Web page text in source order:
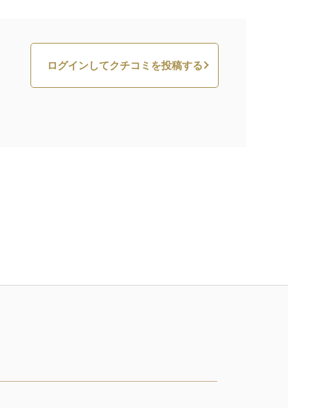
ログインしてクチコミを投稿する